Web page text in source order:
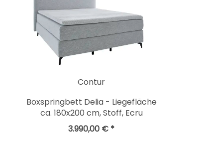
Contur
Boxspringbett Delia - Liegefläche
ca. 180x200 cm, Stoff, Ecru
3.990,00 € *